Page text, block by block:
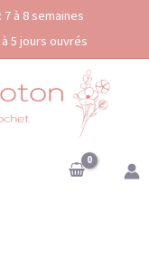
à 8 semaines
5 jours ouvrés